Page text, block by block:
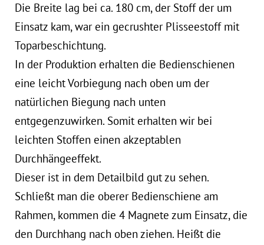
Die Breite lag bei ca. 180 cm, der Stoff der um
Einsatz kam, war ein gecrushter Plisseestoff mit
Toparbeschichtung.
In der Produktion erhalten die Bedienschienen
eine leicht Vorbiegung nach oben um der
natürlichen Biegung nach unten
entgegenzuwirken. Somit erhalten wir bei
leichten Stoffen einen akzeptablen
Durchhängeeffekt.
Dieser ist in dem Detailbild gut zu sehen.
Schließt man die oberer Bedienschiene am
Rahmen, kommen die 4 Magnete zum Einsatz, die
den Durchhang nach oben ziehen. Heißt die